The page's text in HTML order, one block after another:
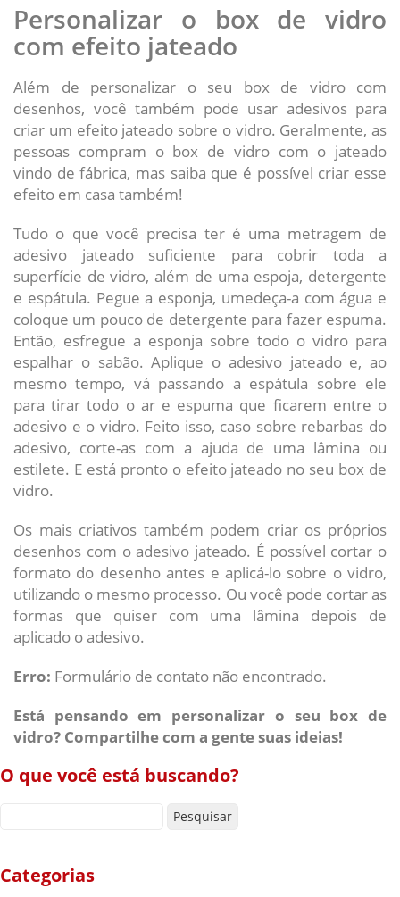
O que você está buscando?
Categorias
Personalizar o box de vidro
com efeito jateado
Além de personalizar o seu box de vidro com
desenhos, você também pode usar adesivos para
criar um efeito jateado sobre o vidro. Geralmente, as
pessoas compram o box de vidro com o jateado
vindo de fábrica, mas saiba que é possível criar esse
efeito em casa também!
Tudo o que você precisa ter é uma metragem de
adesivo jateado suficiente para cobrir toda a
superfície de vidro, além de uma espoja, detergente
e espátula. Pegue a esponja, umedeça-a com água e
coloque um pouco de detergente para fazer espuma.
Então, esfregue a esponja sobre todo o vidro para
espalhar o sabão. Aplique o adesivo jateado e, ao
mesmo tempo, vá passando a espátula sobre ele
para tirar todo o ar e espuma que ficarem entre o
adesivo e o vidro. Feito isso, caso sobre rebarbas do
adesivo, corte-as com a ajuda de uma lâmina ou
estilete. E está pronto o efeito jateado no seu box de
vidro.
Os mais criativos também podem criar os próprios
desenhos com o adesivo jateado. É possível cortar o
formato do desenho antes e aplicá-lo sobre o vidro,
utilizando o mesmo processo. Ou você pode cortar as
formas que quiser com uma lâmina depois de
aplicado o adesivo.
Erro: Formulário de contato não encontrado.
Está pensando em personalizar o seu box de
vidro? Compartilhe com a gente suas ideias!